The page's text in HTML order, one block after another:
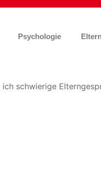
Psychologie